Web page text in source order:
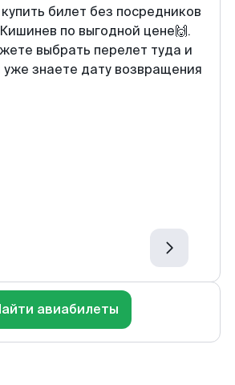
билет без посредников
по выгодной цене🙌.
выбрать перелет туда и
уже знаете дату возвращения
авиабилеты